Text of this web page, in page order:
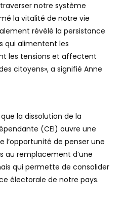
notre système
la vitalité de notre vie
révélé la persistance
qui alimentent les
les tensions et affectent
citoyens», a signifié Anne
la dissolution de la
(CEI) ouvre une
l’opportunité de penser une
au remplacement d’une
qui permette de consolider
électorale de notre pays.